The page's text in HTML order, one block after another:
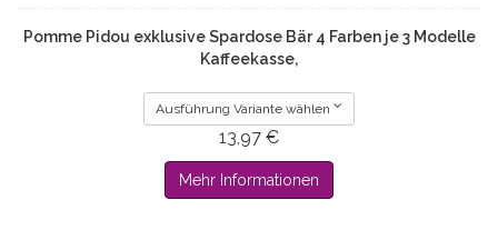
Pomme Pidou exklusive Spardose Bär 4 Farben je 3 Modelle
Kaffeekasse,
Ausführung Variante wählen
13,97 €
Mehr Informationen